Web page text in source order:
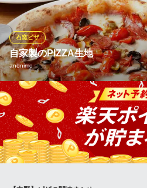
召し上がりください。
PICCOLO × PICCOLO
イタリアン/ワイン
ＪＲ中央線中野駅南口 徒歩3分
東京都中野区中野3-37-5 桃園シュタットハウ
自家製のPIZZA生地
anonimo
石窯ピザ
お店のこだわり（おすすめ）はやは
毎日仕込んでます◎コースにも必ず
可能です♪店内の状況によってはお
すので、お電話でお問い合わせくだ